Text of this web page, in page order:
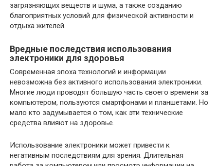
загрязняющих веществ и шума, а также созданию
благоприятных условий для физической активности и
отдыха жителей.
Вредные последствия использования
электроники для здоровья
Современная эпоха технологий и информации
невозможна без активного использования электроники.
Многие люди проводят большую часть своего времени за
компьютером, пользуются смартфонами и планшетами. Но
мало кто задумывается о том, как эти технические
средства влияют на здоровье.
Использование электроники может привести к
негативным последствиям для зрения. Длительная